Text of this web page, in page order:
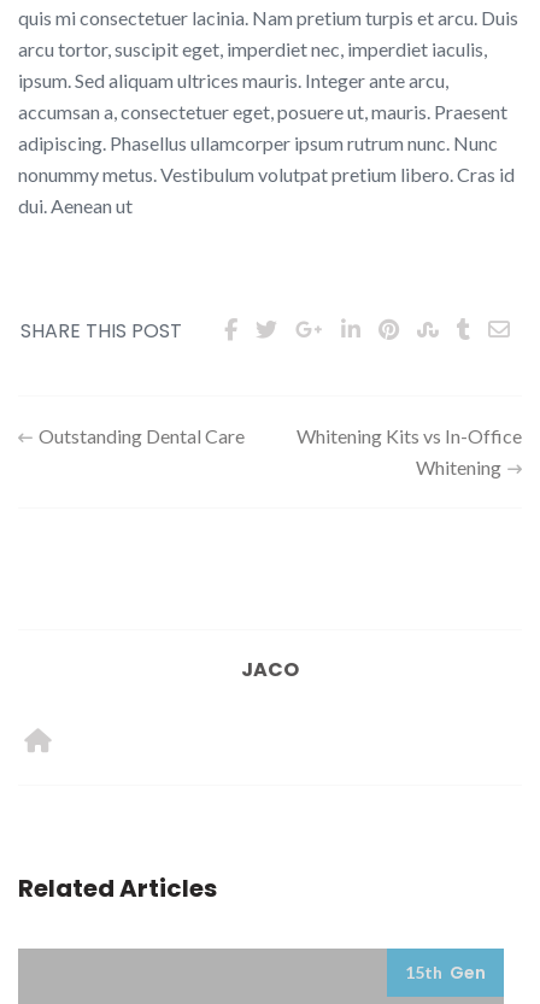
quis mi consectetuer lacinia. Nam pretium turpis et arcu. Duis
arcu tortor, suscipit eget, imperdiet nec, imperdiet iaculis,
ipsum. Sed aliquam ultrices mauris. Integer ante arcu,
accumsan a, consectetuer eget, posuere ut, mauris. Praesent
adipiscing. Phasellus ullamcorper ipsum rutrum nunc. Nunc
nonummy metus. Vestibulum volutpat pretium libero. Cras id
dui. Aenean ut
SHARE THIS POST
Outstanding Dental Care
Whitening Kits vs In-Office
Whitening
JACO
Related Articles
15th Gen